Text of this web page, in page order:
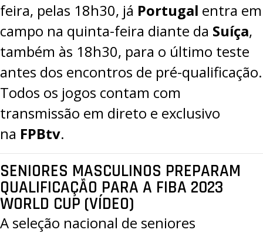
feira, pelas 18h30, já Portugal entra em
campo na quinta-feira diante da Suíça,
também às 18h30, para o último teste
antes dos encontros de pré-qualificação.
Todos os jogos contam com
transmissão em direto e exclusivo
na FPBtv.
SENIORES MASCULINOS PREPARAM
QUALIFICAÇÃO PARA A FIBA 2023
WORLD CUP (VÍDEO)
A seleção nacional de seniores